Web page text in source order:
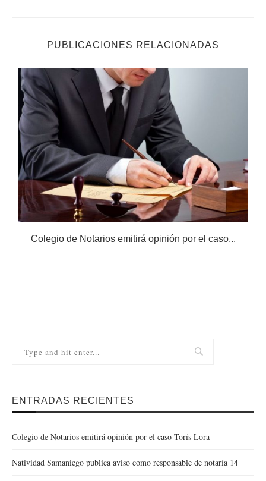
PUBLICACIONES RELACIONADAS
Colegio de Notarios emitirá opinión por el caso...
ENTRADAS RECIENTES
Colegio de Notarios emitirá opinión por el caso Torís Lora
Natividad Samaniego publica aviso como responsable de notaría 14